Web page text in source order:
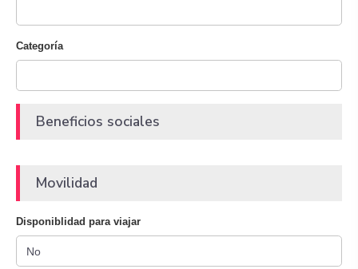
Categoría
Beneficios sociales
Movilidad
Disponiblidad para viajar